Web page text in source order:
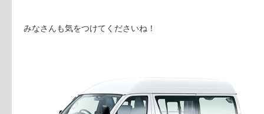
みなさんも気をつけてくださいね！